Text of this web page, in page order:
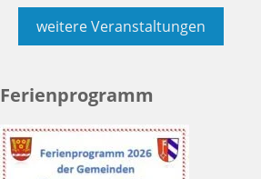
weitere Veranstaltungen
Ferienprogramm